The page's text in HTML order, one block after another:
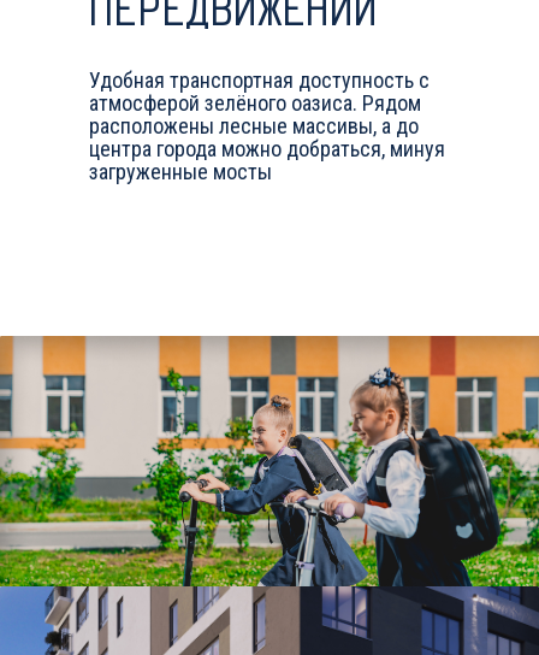
Удобная транспортная доступность с
атмосферой зелёного оазиса. Рядом
расположены лесные массивы, а до
центра города можно добраться, минуя
загруженные мосты